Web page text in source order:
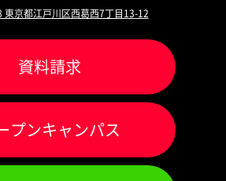
東京都江戸川区西葛西7丁目13-12
資料請求
プンキャンパス